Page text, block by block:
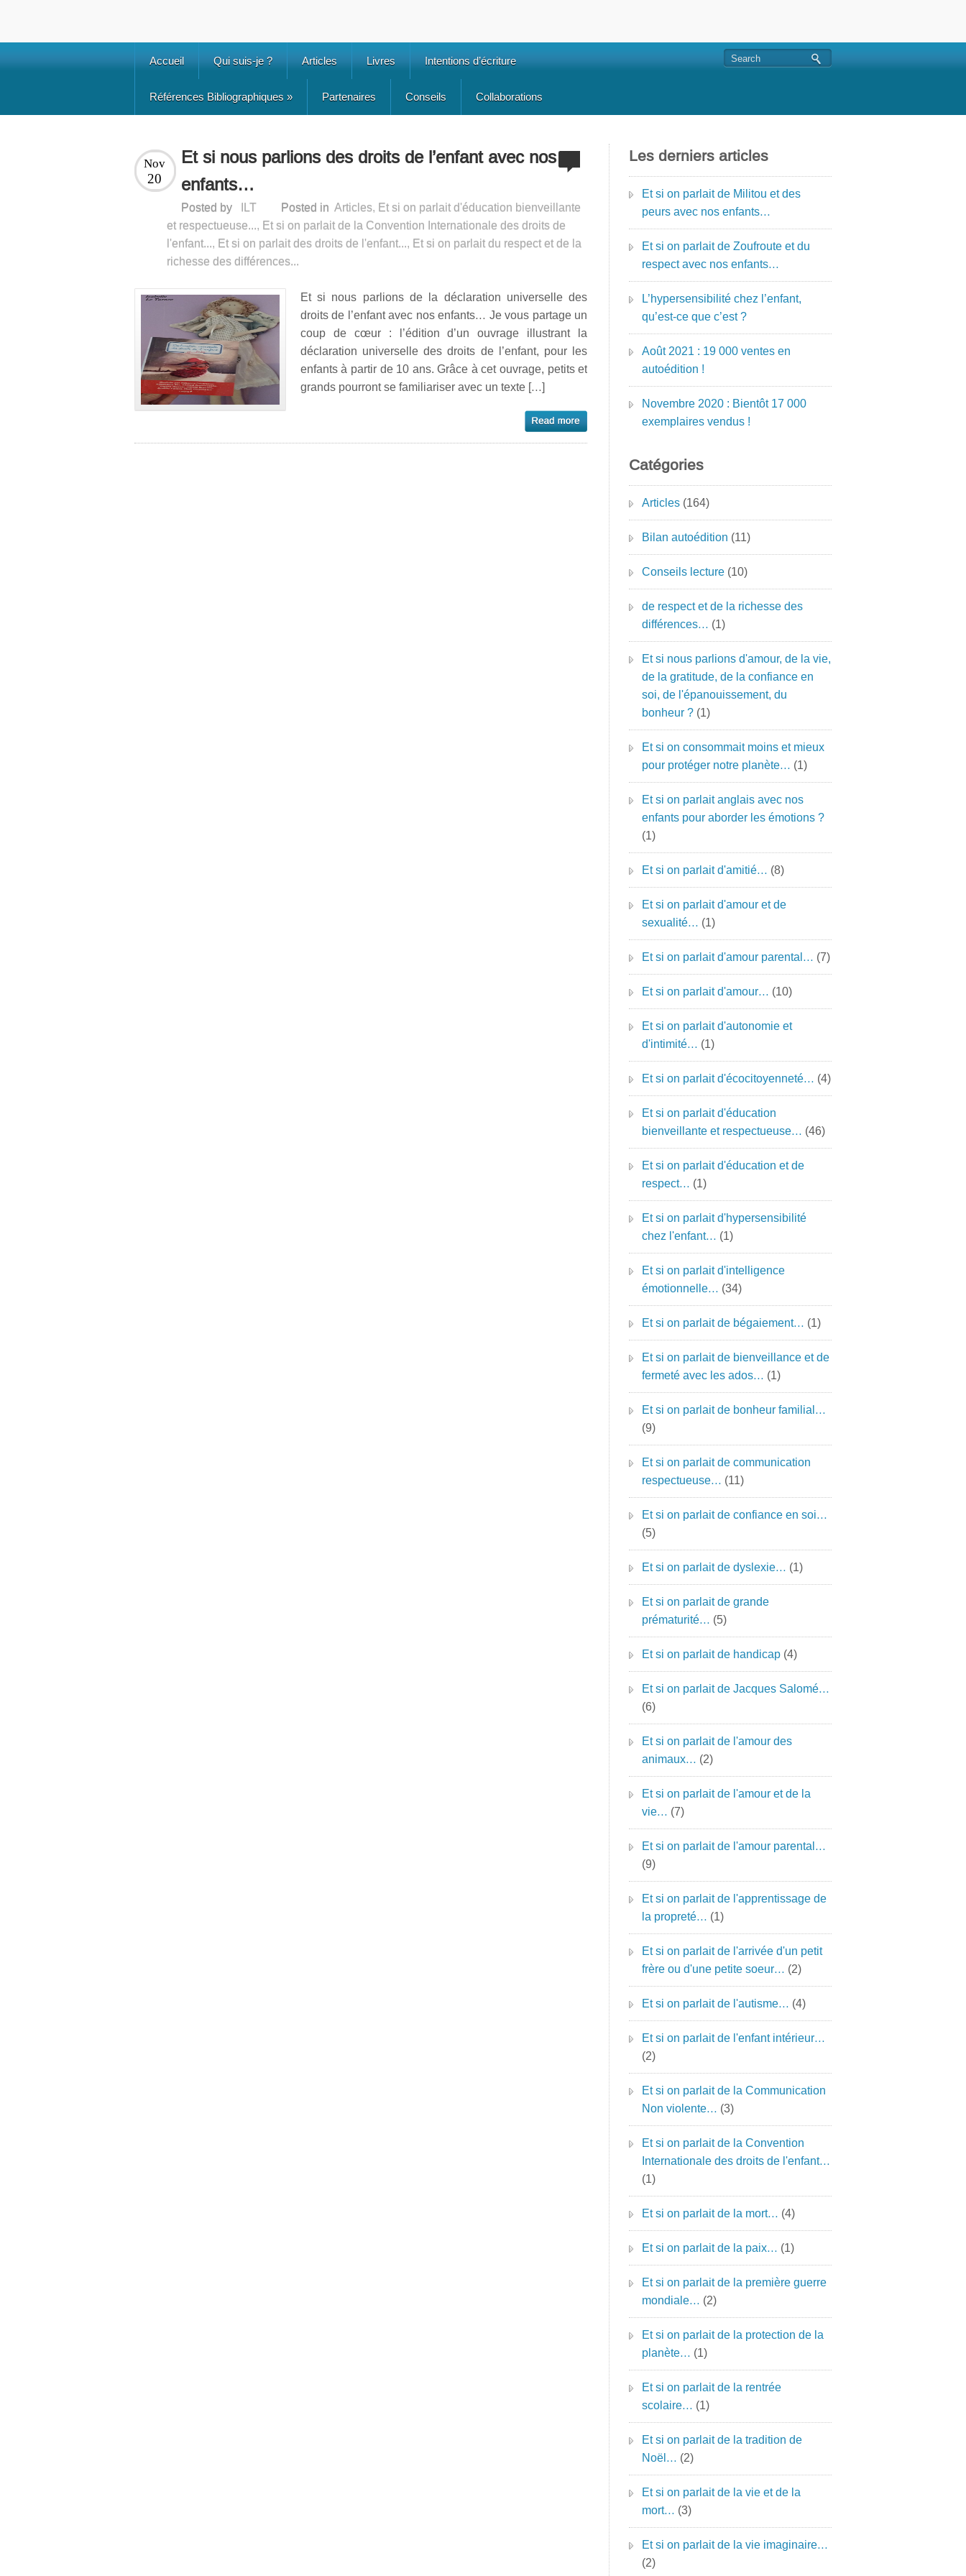
Accueil Qui suis-je ? Articles Livres Intentions d’écriture
Références Bibliographiques » Partenaires Conseils Collaborations
Et si nous parlions des droits de l’enfant avec nos
enfants…
Nov
20
Posted by ILT Posted in Articles, Et si on parlait d'éducation bienveillante
et respectueuse..., Et si on parlait de la Convention Internationale des droits de
l'enfant..., Et si on parlait des droits de l'enfant..., Et si on parlait du respect et de la
richesse des différences...
Et si nous parlions de la déclaration universelle des
droits de l’enfant avec nos enfants… Je vous partage un
coup de cœur : l’édition d’un ouvrage illustrant la
déclaration universelle des droits de l’enfant, pour les
enfants à partir de 10 ans. Grâce à cet ouvrage, petits et
grands pourront se familiariser avec un texte […]
Les derniers articles
Et si on parlait de Militou et des
peurs avec nos enfants…
Et si on parlait de Zoufroute et du
respect avec nos enfants…
L’hypersensibilité chez l’enfant,
qu’est-ce que c’est ?
Août 2021 : 19 000 ventes en
autoédition !
Novembre 2020 : Bientôt 17 000
exemplaires vendus !
Catégories
Articles(164)
Bilan autoédition (11)
Conseils lecture(10)
de respect et de la richesse des
différences… (1)
Et si nous parlions d'amour, de la vie,
de la gratitude, de la confiance en
soi, de l'épanouissement, du
bonheur ?(1)
Et si on consommait moins et mieux
pour protéger notre planète… (1)
Et si on parlait anglais avec nos
enfants pour aborder les émotions ?
(1)
Et si on parlait d'amitié… (8)
Et si on parlait d'amour et de
sexualité… (1)
Et si on parlait d'amour parental… (7)
Et si on parlait d'amour… (10)
Et si on parlait d'autonomie et
d'intimité… (1)
Et si on parlait d'écocitoyenneté… (4)
Et si on parlait d'éducation
bienveillante et respectueuse… (46)
Et si on parlait d'éducation et de
respect… (1)
Et si on parlait d'hypersensibilité
chez l'enfant… (1)
Et si on parlait d'intelligence
émotionnelle… (34)
Et si on parlait de bégaiement… (1)
Et si on parlait de bienveillance et de
fermeté avec les ados… (1)
Et si on parlait de bonheur familial…
(9)
Et si on parlait de communication
respectueuse… (11)
Et si on parlait de confiance en soi…
(5)
Et si on parlait de dyslexie… (1)
Et si on parlait de grande
prématurité… (5)
Et si on parlait de handicap(4)
Et si on parlait de Jacques Salomé…
(6)
Et si on parlait de l'amour des
animaux… (2)
Et si on parlait de l'amour et de la
vie… (7)
Et si on parlait de l'amour parental…
(9)
Et si on parlait de l'apprentissage de
la propreté… (1)
Et si on parlait de l'arrivée d'un petit
frère ou d'une petite soeur… (2)
Et si on parlait de l'autisme… (4)
Et si on parlait de l'enfant intérieur…
(2)
Et si on parlait de la Communication
Non violente… (3)
Et si on parlait de la Convention
Internationale des droits de l'enfant…
(1)
Et si on parlait de la mort… (4)
Et si on parlait de la paix… (1)
Et si on parlait de la première guerre
mondiale… (2)
Et si on parlait de la protection de la
planète… (1)
Et si on parlait de la rentrée
scolaire… (1)
Et si on parlait de la tradition de
Noël… (2)
Et si on parlait de la vie et de la
mort… (3)
Et si on parlait de la vie imaginaire…
(2)